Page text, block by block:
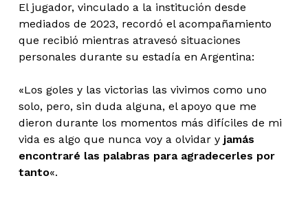
El jugador, vinculado a la institución desde
mediados de 2023, recordó el acompañamiento
que recibió mientras atravesó situaciones
personales durante su estadía en Argentina:
«Los goles y las victorias las vivimos como uno
solo, pero, sin duda alguna, el apoyo que me
dieron durante los momentos más difíciles de mi
vida es algo que nunca voy a olvidar y jamás
encontraré las palabras para agradecerles por
tanto«.